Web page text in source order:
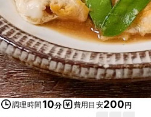
調理時間10分 費用目安200円